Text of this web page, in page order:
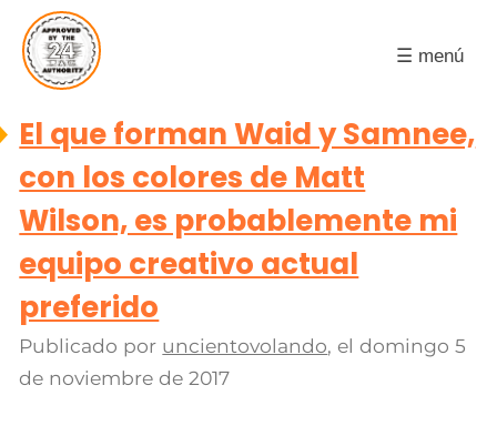
☰ menú
El que forman Waid y Samnee,
con los colores de Matt
Wilson, es probablemente mi
equipo creativo actual
preferido
Publicado por uncientovolando, eldomingo 5
de noviembre de 2017